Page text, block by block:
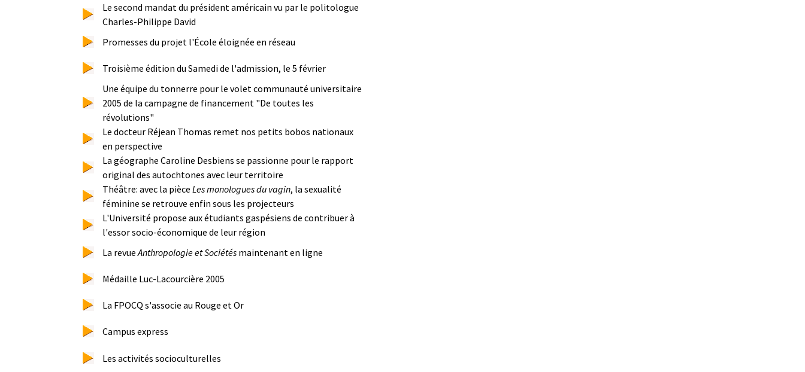
Le second mandat du président américain vu par le politologue
Charles-Philippe David
Promesses du projet l'École éloignée en réseau
Troisième édition du Samedi de l'admission, le 5 février
Une équipe du tonnerre pour le volet communauté universitaire
2005 de la campagne de financement "De toutes les
révolutions"
Le docteur Réjean Thomas remet nos petits bobos nationaux
en perspective
La géographe Caroline Desbiens se passionne pour le rapport
original des autochtones avec leur territoire
Théâtre: avec la pièce Les monologues du vagin, la sexualité
féminine se retrouve enfin sous les projecteurs
L'Université propose aux étudiants gaspésiens de contribuer à
l'essor socio-économique de leur région
La revueAnthropologie et Sociétés maintenant en ligne
Médaille Luc-Lacourcière 2005
La FPOCQ s'associe au Rouge et Or
Campus express
Les activités socioculturelles